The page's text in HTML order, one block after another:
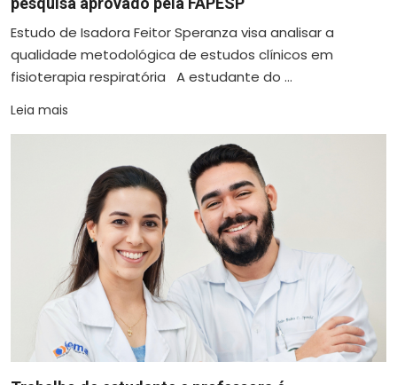
Estudo de Isadora Feitor Speranza visa analisar a
qualidade metodológica de estudos clínicos em
fisioterapia respiratória A estudante do ...
Leia mais